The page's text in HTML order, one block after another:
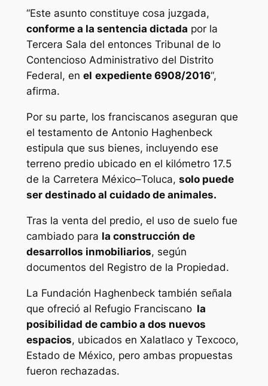
“Este asunto constituye cosa juzgada,
conforme a la sentencia dictada por la
Tercera Sala del entonces Tribunal de lo
Contencioso Administrativo del Distrito
Federal, en el expediente 6908/2016“,
afirma.
Por su parte, los franciscanos aseguran que
el testamento de Antonio Haghenbeck
estipula que sus bienes, incluyendo ese
terreno predio ubicado en el kilómetro 17.5
de la Carretera México–Toluca, solo puede
ser destinado al cuidado de animales.
Tras la venta del predio, el uso de suelo fue
cambiado para la construcción de
desarrollos inmobiliarios, según
documentos del Registro de la Propiedad.
La Fundación Haghenbeck también señala
que ofreció al Refugio Franciscanola
posibilidad de cambio a dos nuevos
espacios, ubicados en Xalatlaco y Texcoco,
Estado de México, pero ambas propuestas
fueron rechazadas.